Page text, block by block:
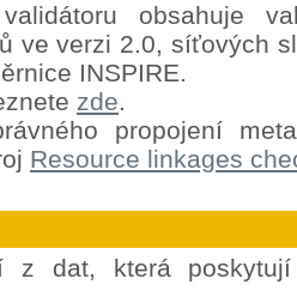
obsahuje
ve verzi 2.0, síťových
INSPIRE.
zde.
propojení
Resource linkages
z dat, která